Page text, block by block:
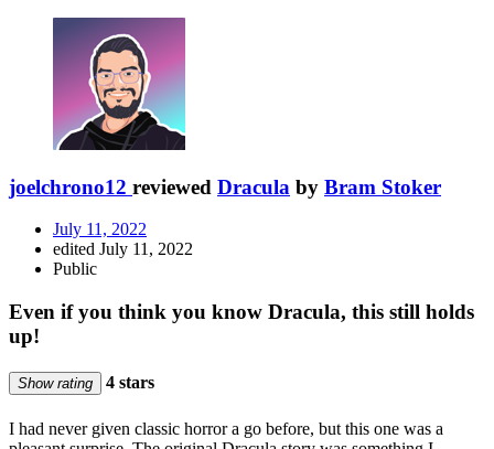
joelchrono12 reviewed Dracula by Bram Stoker
July 11, 2022
edited July 11, 2022
Public
Even if you think you know Dracula, this still holds
up!
Show rating 4 stars
I had never given classic horror a go before, but this one was a